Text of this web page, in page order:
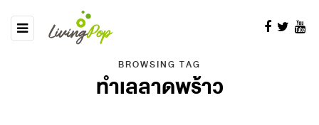
BROWSING TAG
ทำเลลาดพร้าว